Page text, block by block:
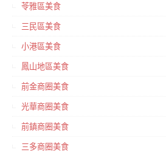
苓雅區美食
三民區美食
小港區美食
鳳山地區美食
前金商圈美食
光華商圈美食
前鎮商圈美食
三多商圈美食